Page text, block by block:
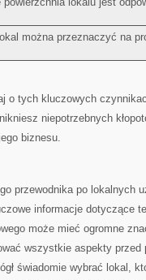
⁣można przeznaczyć na
o tych kluczowych
niepotrzebnych
biznesu.
przewodnika po lokalnych
informacje⁤ dotyczące
może mieć ogromne
wszystkie aspekty
świadomie wybrać lokal,